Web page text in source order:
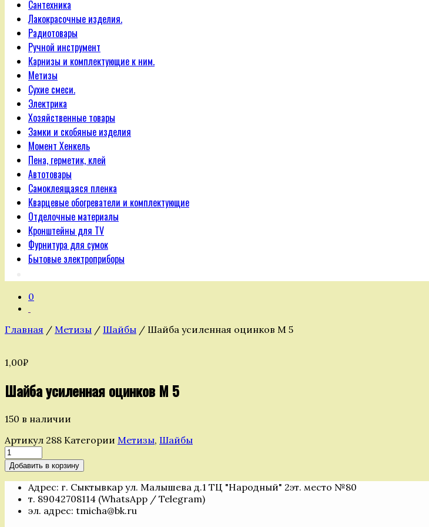
Сантехника
Лакокрасочные изделия.
Радиотовары
Ручной инструмент
Карнизы и комплектующие к ним.
Метизы
Сухие смеси.
Электрика
Хозяйственные товары
Замки и скобяные изделия
Момент Хенкель
Пена, герметик, клей
Автотовары
Самоклеящаяся пленка
Кварцевые обогреватели и комплектующие
Отделочные материалы
Кронштейны для TV
Фурнитура для сумок
Бытовые электроприборы
0
Главная / Метизы / Шайбы / Шайба усиленная оцинков М 5
1,00₽
Шайба усиленная оцинков М 5
150 в наличии
Артикул 288 Категории Метизы, Шайбы
Количество
товара
Шайба
усиленная
оцинков
Добавить в корзину
Адрес: г. Сыктывкар ул. Малышева д.1 ТЦ "Народный" 2эт. место №80
т. 89042708114 (WhatsApp / Telegram)
эл. адрес: tmicha@bk.ru